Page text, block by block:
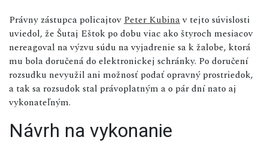
Právny zástupca policajtov Peter Kubinav tejto súvislosti
uviedol, že Šutaj Eštok po dobu viac ako štyroch mesiacov
nereagoval na výzvu súdu na vyjadrenie sa k žalobe, ktorá
mu bola doručená do elektronickej schránky. Po doručení
rozsudku nevyužil ani možnosť podať opravný prostriedok,
a tak sa rozsudok stal právoplatným a o pár dní nato aj
vykonateľným.
Návrh na vykonanie